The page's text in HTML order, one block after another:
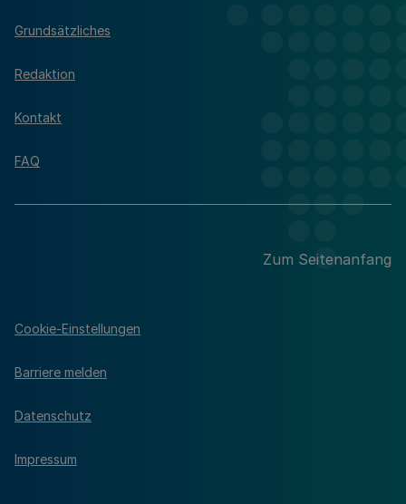
Grundsätzliches
Redaktion
Kontakt
FAQ
Zum Seitenanfang
Cookie-Einstellungen
Barriere melden
Datenschutz
Impressum